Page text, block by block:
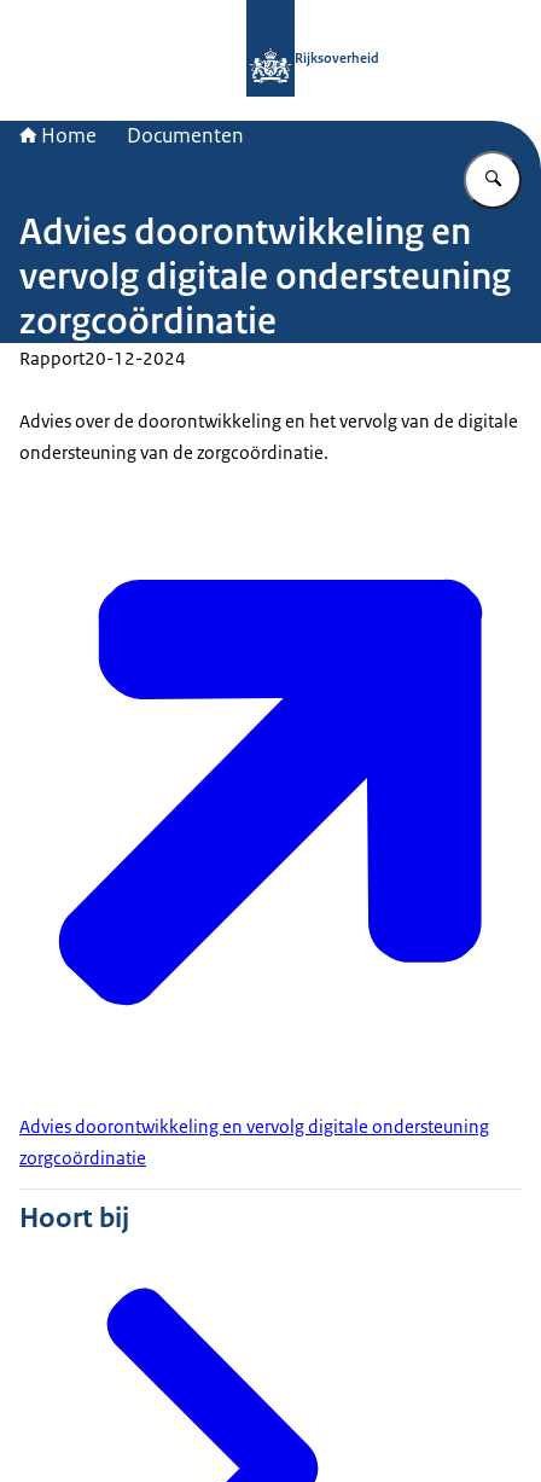
Rijksoverheid
Home Documenten
Advies doorontwikkeling en
vervolg digitale ondersteuning
zorgcoördinatie
Rapport20-12-2024
Advies over de doorontwikkeling en het vervolg van de digitale
ondersteuning van de zorgcoördinatie.
Advies doorontwikkeling en vervolg digitale ondersteuning
zorgcoördinatie
Hoort bij